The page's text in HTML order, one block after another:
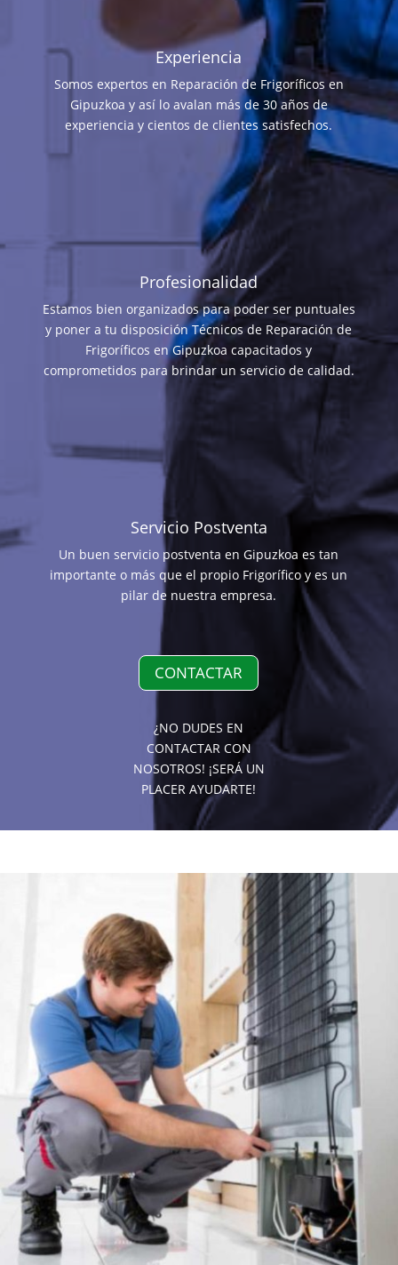
Experiencia
Somos expertos en Reparación de Frigoríficos en
Gipuzkoa y así lo avalan más de 30 años de
experiencia y cientos de clientes satisfechos.
Profesionalidad
Estamos bien organizados para poder ser puntuales
y poner a tu disposición Técnicos de Reparación de
Frigoríficos en Gipuzkoa capacitados y
comprometidos para brindar un servicio de calidad.
Servicio Postventa
Un buen servicio postventa en Gipuzkoa es tan
importante o más que el propio Frigorífico y es un
pilar de nuestra empresa.
CONTACTAR
¿NO DUDES EN
CONTACTAR CON
NOSOTROS! ¡SERÁ UN
PLACER AYUDARTE!